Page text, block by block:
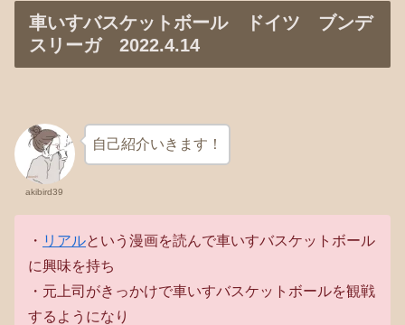
車いすバスケットボール ドイツ ブンデ
スリーガ 2022.4.14
akibird39
自己紹介いきます！
・ リアルという漫画を読んで車いすバスケットボール
に興味を持ち
・元上司がきっかけで車いすバスケットボールを観戦
するようになり